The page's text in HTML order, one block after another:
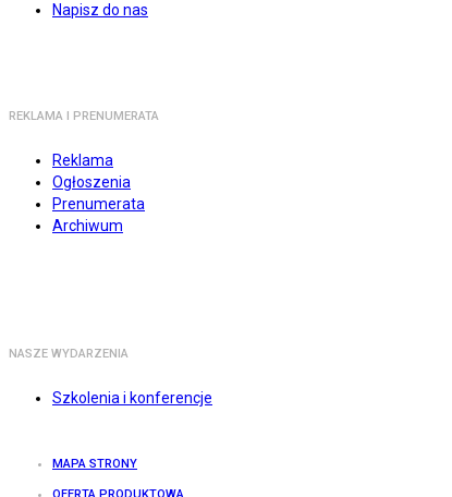
Napisz do nas
REKLAMA I PRENUMERATA
Reklama
Ogłoszenia
Prenumerata
Archiwum
NASZE WYDARZENIA
Szkolenia i konferencje
MAPA STRONY